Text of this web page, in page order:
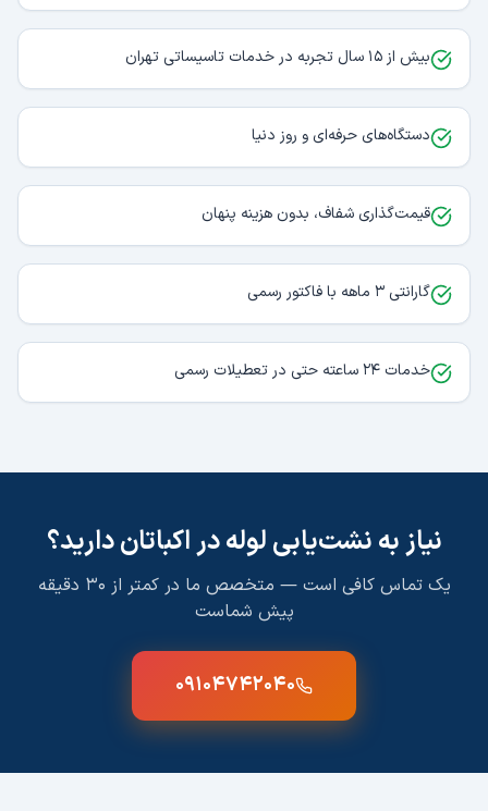
بیش از ۱۵ سال تجربه در خدمات تاسیساتی تهران
دستگاه‌های حرفه‌ای و روز دنیا
قیمت‌گذاری شفاف، بدون هزینه پنهان
گارانتی ۳ ماهه با فاکتور رسمی
خدمات ۲۴ ساعته حتی در تعطیلات رسمی
نیاز بهنشت‌یابی لولهدراکباتاندارید؟
یک تماس کافی است — متخصص ما در کمتر از ۳۰ دقیقه
پیش شماست
۰۹۱۰۴۷۴۲۰۴۰